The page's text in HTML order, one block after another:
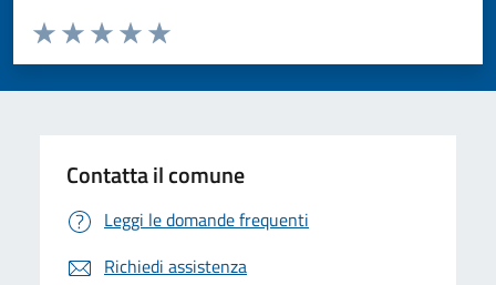
Valuta da 1 a 5 stelle la pagina
Valuta 5 stelle su 5
Valuta 4 stelle su 5
Valuta 3 stelle su 5
Valuta 2 stelle su 5
Valuta 1 stelle su 5
Contatta il comune
Leggi le domande frequenti
Richiedi assistenza